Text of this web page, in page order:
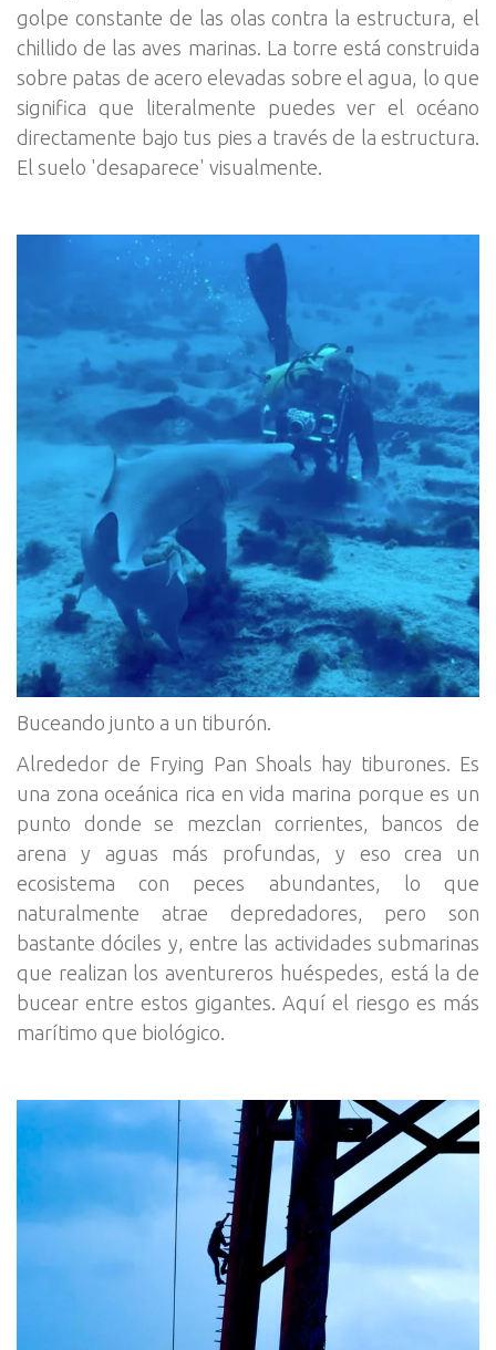
golpe constante de las olas contra la estructura, el
chillido de las aves marinas. La torre está construida
sobre patas de acero elevadas sobre el agua, lo que
significa que literalmente puedes ver el océano
directamente bajo tus pies a través de la estructura.
El suelo 'desaparece' visualmente.
Buceando junto a un tiburón.
Alrededor de Frying Pan Shoals hay tiburones. Es
una zona oceánica rica en vida marina porque es un
punto donde se mezclan corrientes, bancos de
arena y aguas más profundas, y eso crea un
ecosistema con peces abundantes, lo que
naturalmente atrae depredadores, pero son
bastante dóciles y, entre las actividades submarinas
que realizan los aventureros huéspedes, está la de
bucear entre estos gigantes. Aquí el riesgo es más
marítimo que biológico.